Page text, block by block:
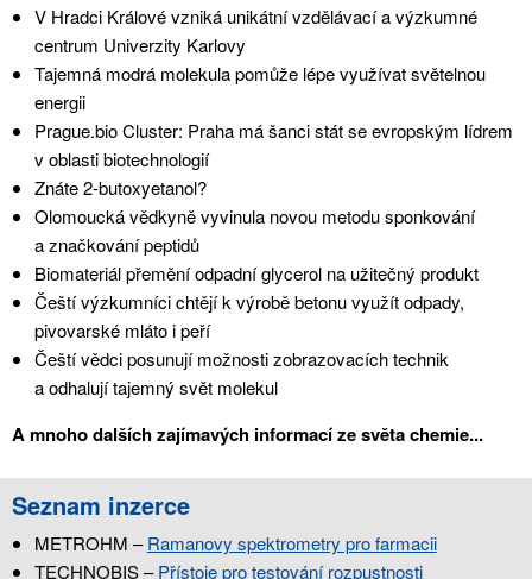
V Hradci Králové vzniká unikátní vzdělávací a výzkumné
centrum Univerzity Karlovy
Tajemná modrá molekula pomůže lépe využívat světelnou
energii
Prague.bio Cluster: Praha má šanci stát se evropským lídrem
v oblasti biotechnologií
Znáte 2-butoxyetanol?
Olomoucká vědkyně vyvinula novou metodu sponkování
a značkování peptidů
Biomateriál přemění odpadní glycerol na užitečný produkt
Čeští výzkumníci chtějí k výrobě betonu využít odpady,
pivovarské mláto i peří
Čeští vědci posunují možnosti zobrazovacích technik
a odhalují tajemný svět molekul
A mnoho dalších zajímavých informací ze světa chemie...
Seznam inzerce
METROHM –Ramanovy spektrometry pro farmacii
TECHNOBIS –Přístoje pro testování rozpustnosti